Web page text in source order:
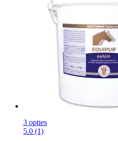
3 opties
5.0 (1)